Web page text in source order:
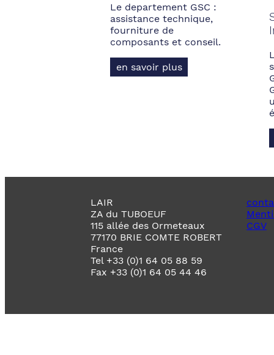
Le departement GSC :
assistance technique,
fourniture de
composants et conseil.
en savoir plus
LAIR
ZA du TUBOEUF
115 allée des Ormeteaux
77170 BRIE COMTE ROBERT
France
Tel +33 (0)1 64 05 88 59
Fax +33 (0)1 64 05 44 46
CGV